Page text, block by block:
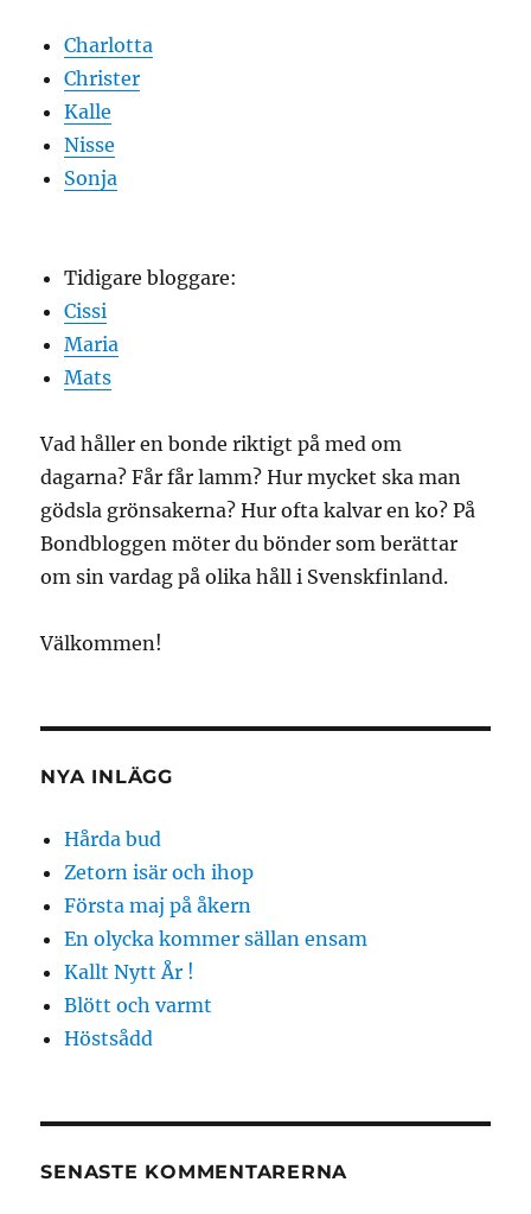
Charlotta
Christer
Kalle
Nisse
Sonja
Tidigare bloggare:
Cissi
Maria
Mats
Vad håller en bonde riktigt på med om
dagarna? Får får lamm? Hur mycket ska man
gödsla grönsakerna? Hur ofta kalvar en ko? På
Bondbloggen möter du bönder som berättar
om sin vardag på olika håll i Svenskfinland.
Välkommen!
NYA INLÄGG
Hårda bud
Zetorn isär och ihop
Första maj på åkern
En olycka kommer sällan ensam
Kallt Nytt År !
Blött och varmt
Höstsådd
SENASTE KOMMENTARERNA